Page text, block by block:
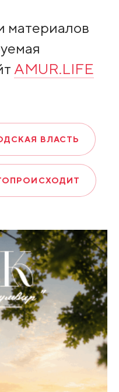
материалов
AMUR.LIFE
ВЛАСТЬ